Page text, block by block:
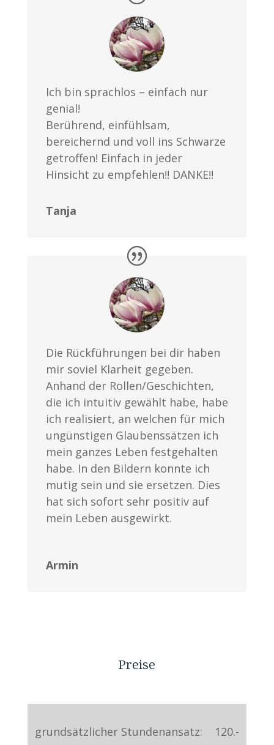
Ich bin sprachlos – einfach nur
genial!
Berührend, einfühlsam,
bereichernd und voll ins Schwarze
getroffen! Einfach in jeder
Hinsicht zu empfehlen!! DANKE!!
Tanja
Die Rückführungen bei dir haben
mir soviel Klarheit gegeben.
Anhand der Rollen/Geschichten,
die ich intuitiv gewählt habe, habe
ich realisiert, an welchen für mich
ungünstigen Glaubenssätzen ich
mein ganzes Leben festgehalten
habe. In den Bildern konnte ich
mutig sein und sie ersetzen. Dies
hat sich sofort sehr positiv auf
mein Leben ausgewirkt.
Armin
Preise
grundsätzlicher Stundenansatz: 120.-